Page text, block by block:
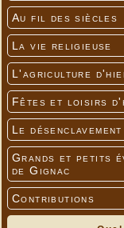
Au fil des siècles
La vie religieuse
L'agriculture
Fêtes et loisirs
Le
Grands et petits
de Gignac
Contributions